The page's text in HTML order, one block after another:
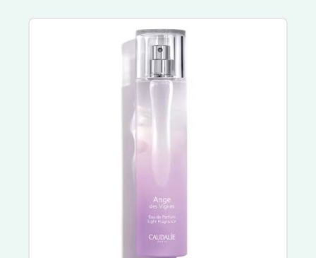
Nuxe Hair Prodigieux
Sublime Curl
Nuxuriance Ultra
Somatoline Cosmetic